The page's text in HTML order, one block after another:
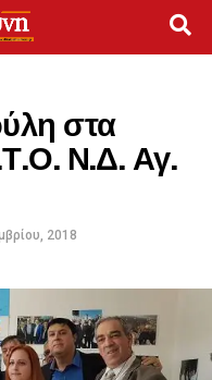
στα
Ν.Δ. Αγ.
2018